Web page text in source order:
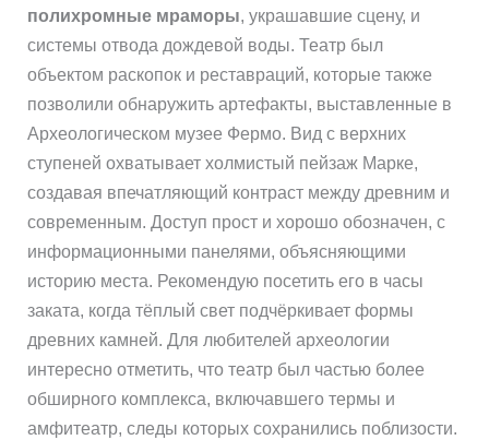
полихромные мраморы, украшавшие сцену, и
системы отвода дождевой воды. Театр был
объектом раскопок и реставраций, которые также
позволили обнаружить артефакты, выставленные в
Археологическом музее Фермо. Вид с верхних
ступеней охватывает холмистый пейзаж Марке,
создавая впечатляющий контраст между древним и
современным. Доступ прост и хорошо обозначен, с
информационными панелями, объясняющими
историю места. Рекомендую посетить его в часы
заката, когда тёплый свет подчёркивает формы
древних камней. Для любителей археологии
интересно отметить, что театр был частью более
обширного комплекса, включавшего термы и
амфитеатр, следы которых сохранились поблизости.